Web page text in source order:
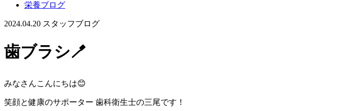
栄養ブログ
2024.04.20 スタッフブログ
歯ブラシ🪥
みなさんこんにちは😊
笑顔と健康のサポーター 歯科衛生士の三尾です！